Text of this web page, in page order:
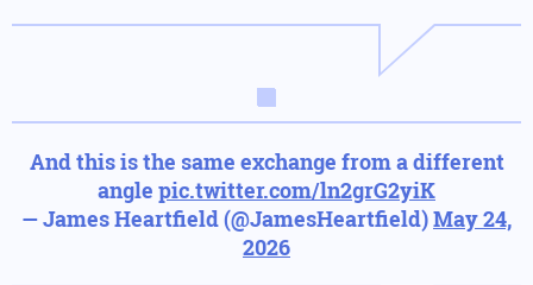
And this is the same exchange from a different
angle pic.twitter.com/ln2grG2yiK
— James Heartfield (@JamesHeartfield)May 24,
2026